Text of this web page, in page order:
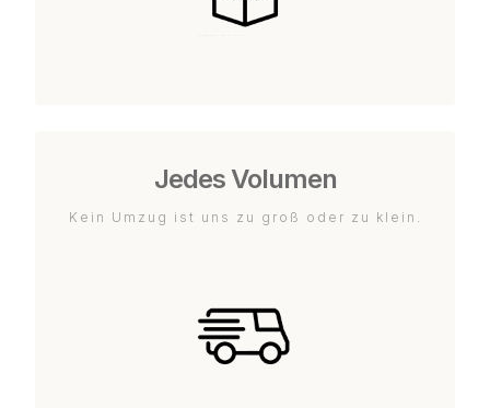
Jedes Volumen
Kein Umzug ist uns zu groß oder zu klein.